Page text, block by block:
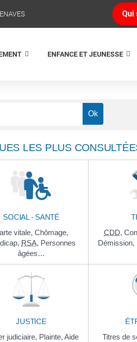
Qui
ENFANCE ET JEUNESSE
LES PLUS
SOCIAL - SANTÉ
vitale, Chômage,
RSA, Personnes
âgées…
CDD,
Démission,
JUSTICE
judiciaire, Plainte, Aide
Titres de